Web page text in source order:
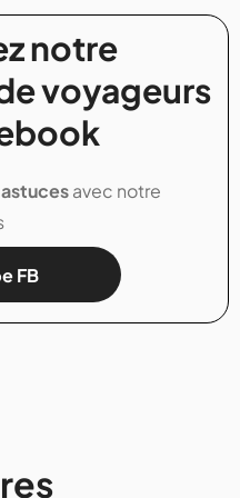
notre
voyageurs
avec notre
FB